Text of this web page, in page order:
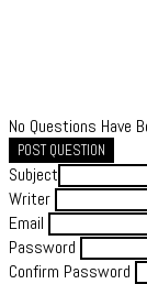
No Questions Have
POST QUESTION
Subject
Writer
Email
Password
Confirm Password